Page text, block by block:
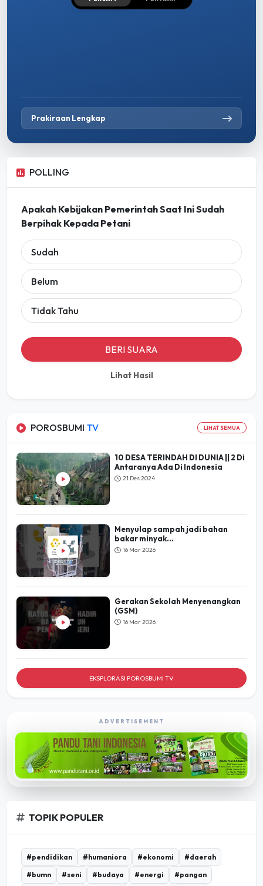
Prakiraan Lengkap
POLLING
Apakah Kebijakan Pemerintah Saat Ini Sudah
Berpihak Kepada Petani
Sudah
Belum
Tidak Tahu
BERI SUARA
Lihat Hasil
POROSBUMI TV LIHAT SEMUA
10 DESA TERINDAH DI DUNIA || 2 Di
Antaranya Ada Di Indonesia
21 Des 2024
Menyulap sampah jadi bahan
bakar minyak...
16 Mar 2026
Gerakan Sekolah Menyenangkan
(GSM)
16 Mar 2026
EKSPLORASI POROSBUMI TV
ADVERTISEMENT
TOPIK POPULER
#pendidikan #humaniora #ekonomi
#daerah
#bumn
#seni #budaya #energi
#pangan